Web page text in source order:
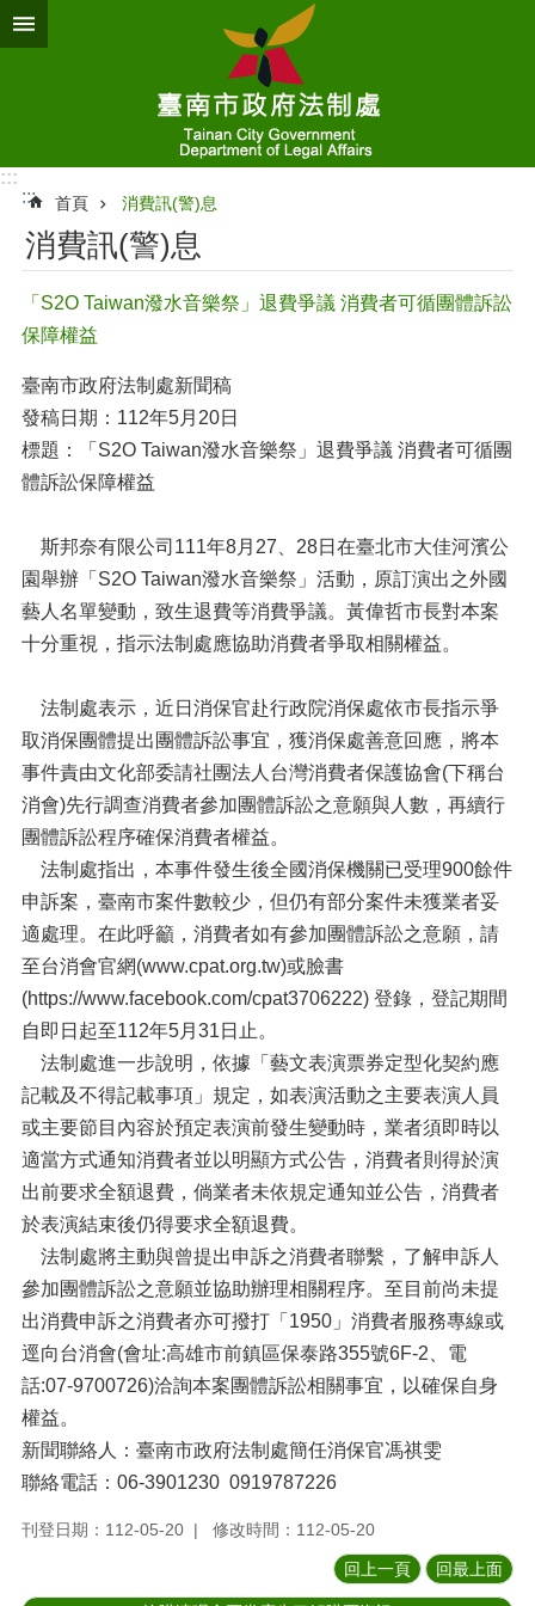
跳到主要內容區塊
:::
:::
首頁 消費訊(警)息
消費訊(警)息
「S2O Taiwan潑水音樂祭」退費爭議 消費者可循團體訴訟
保障權益
臺南市政府法制處新聞稿
發稿日期：112年5月20日
標題：「S2O Taiwan潑水音樂祭」退費爭議 消費者可循團
體訴訟保障權益
斯邦奈有限公司111年8月27、28日在臺北市大佳河濱公
園舉辦「S2O Taiwan潑水音樂祭」活動，原訂演出之外國
藝人名單變動，致生退費等消費爭議。黃偉哲市長對本案
十分重視，指示法制處應協助消費者爭取相關權益。
法制處表示，近日消保官赴行政院消保處依市長指示爭
取消保團體提出團體訴訟事宜，獲消保處善意回應，將本
事件責由文化部委請社團法人台灣消費者保護協會(下稱台
消會)先行調查消費者參加團體訴訟之意願與人數，再續行
團體訴訟程序確保消費者權益。
法制處指出，本事件發生後全國消保機關已受理900餘件
申訴案，臺南市案件數較少，但仍有部分案件未獲業者妥
適處理。在此呼籲，消費者如有參加團體訴訟之意願，請
至台消會官網(www.cpat.org.tw)或臉書
(https://www.facebook.com/cpat3706222) 登錄，登記期間
自即日起至112年5月31日止。
法制處進一步說明，依據「藝文表演票券定型化契約應
記載及不得記載事項」規定，如表演活動之主要表演人員
或主要節目內容於預定表演前發生變動時，業者須即時以
適當方式通知消費者並以明顯方式公告，消費者則得於演
出前要求全額退費，倘業者未依規定通知並公告，消費者
於表演結束後仍得要求全額退費。
法制處將主動與曾提出申訴之消費者聯繫，了解申訴人
參加團體訴訟之意願並協助辦理相關程序。至目前尚未提
出消費申訴之消費者亦可撥打「1950」消費者服務專線或
逕向台消會(會址:高雄市前鎮區保泰路355號6F-2、電
話:07-9700726)洽詢本案團體訴訟相關事宜，以確保自身
權益。
新聞聯絡人：臺南市政府法制處簡任消保官馮祺雯
聯絡電話：06-3901230 0919787226
刊登日期：112-05-20 修改時間：112-05-20
回上一頁 回最上面